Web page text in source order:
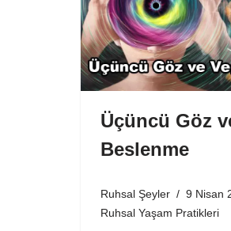
Üçüncü Göz
Beslenme
Ruhsal Şeyler
9 Nisan
Ruhsal Yaşam Pratikleri